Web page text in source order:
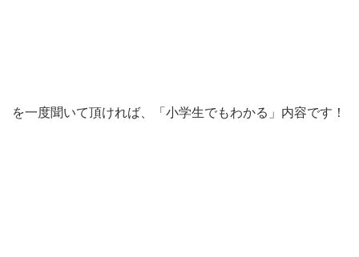
を一度聞いて頂ければ、「小学生でもわかる」内容です！